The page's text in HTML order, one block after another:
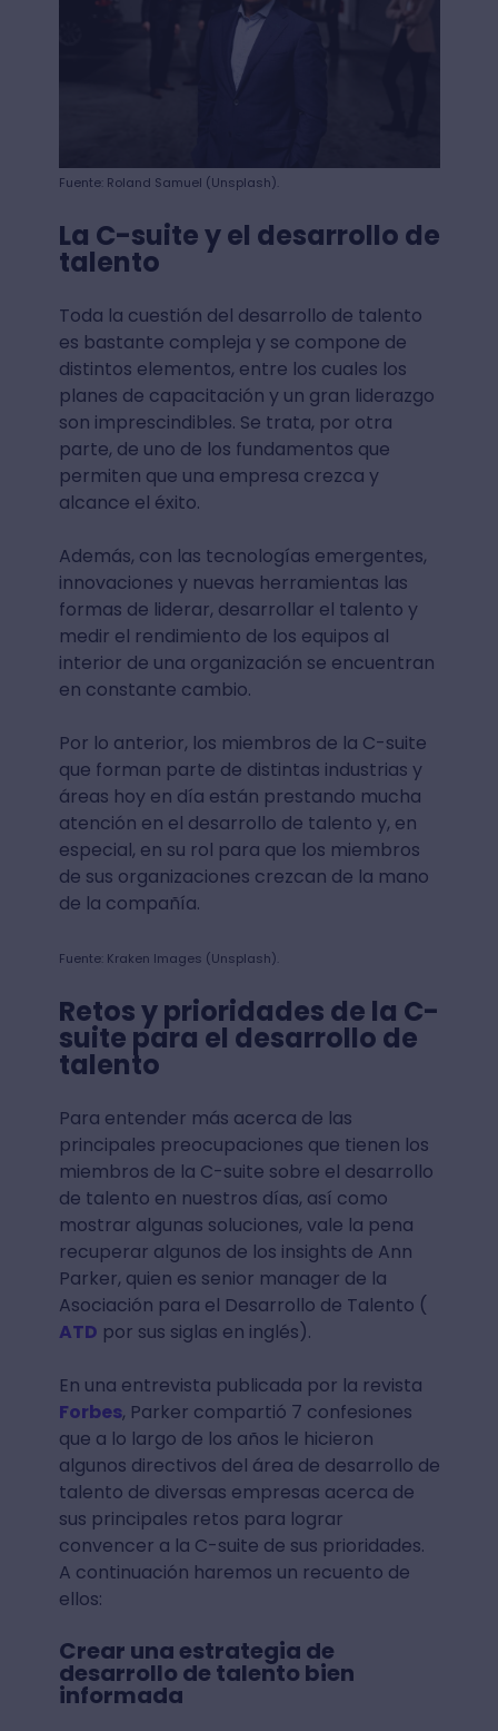
Fuente: Roland Samuel (Unsplash).
La C-suite y el desarrollo de
talento
Toda la cuestión del desarrollo de talento
es bastante compleja y se compone de
distintos elementos, entre los cuales los
planes de capacitación y un gran liderazgo
son imprescindibles. Se trata, por otra
parte, de uno de los fundamentos que
permiten que una empresa crezca y
alcance el éxito.
Además, con las tecnologías emergentes,
innovaciones y nuevas herramientas las
formas de liderar, desarrollar el talento y
medir el rendimiento de los equipos al
interior de una organización se encuentran
en constante cambio.
Por lo anterior, los miembros de la C-suite
que forman parte de distintas industrias y
áreas hoy en día están prestando mucha
atención en el desarrollo de talento y, en
especial, en su rol para que los miembros
de sus organizaciones crezcan de la mano
de la compañía.
Fuente: Kraken Images (Unsplash).
Retos y prioridades de la C-
suite para el desarrollo de
talento
Para entender más acerca de las
principales preocupaciones que tienen los
miembros de la C-suite sobre el desarrollo
de talento en nuestros días, así como
mostrar algunas soluciones, vale la pena
recuperar algunos de los insights de Ann
Parker, quien es senior manager de la
Asociación para el Desarrollo de Talento (
ATD por sus siglas en inglés).
En una entrevista publicada por la revista
Forbes, Parker compartió 7 confesiones
que a lo largo de los años le hicieron
algunos directivos del área de desarrollo de
talento de diversas empresas acerca de
sus principales retos para lograr
convencer a la C-suite de sus prioridades.
A continuación haremos un recuento de
ellos:
Crear una estrategia de
desarrollo de talento bien
informada